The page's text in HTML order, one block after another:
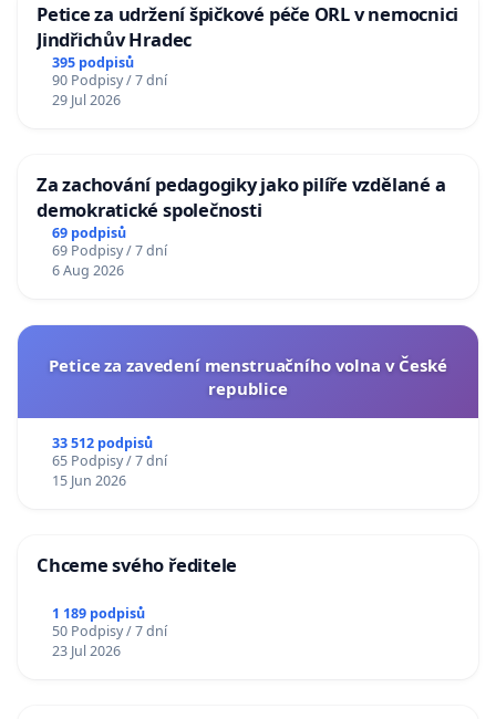
Petice za udržení špičkové péče ORL v nemocnici
Jindřichův Hradec
395 podpisů
90 Podpisy / 7 dní
29 Jul 2026
Za zachování pedagogiky jako pilíře vzdělané a
demokratické společnosti
69 podpisů
69 Podpisy / 7 dní
6 Aug 2026
Petice za zavedení menstruačního volna v České
republice
33 512 podpisů
65 Podpisy / 7 dní
15 Jun 2026
Chceme svého ředitele
1 189 podpisů
50 Podpisy / 7 dní
23 Jul 2026